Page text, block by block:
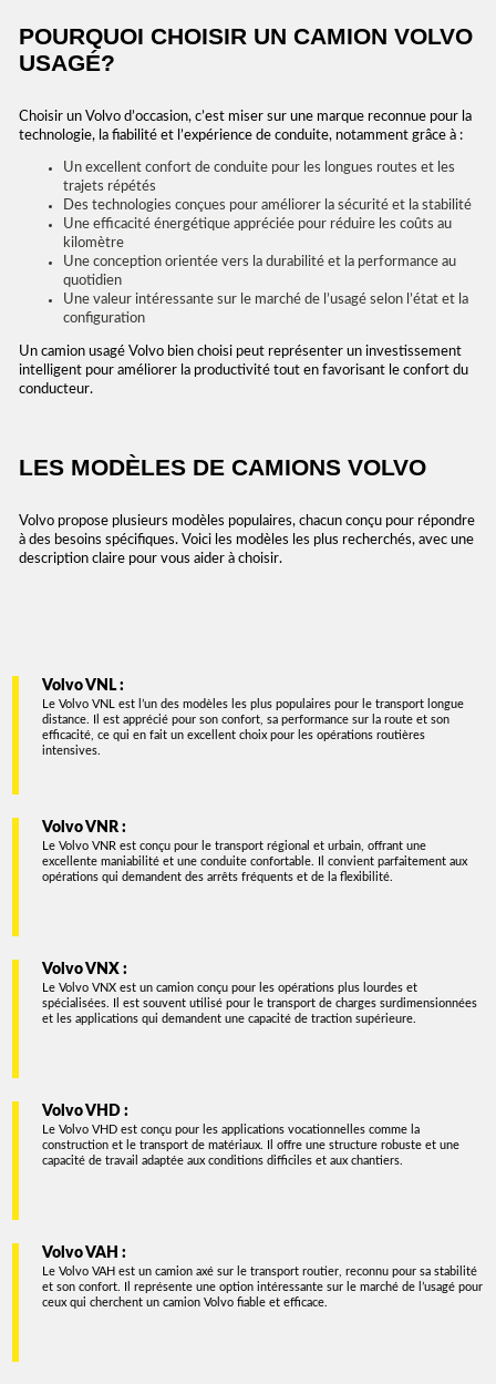
POURQUOI CHOISIR UN CAMION VOLVO
USAGÉ?
Choisir un Volvo d’occasion, c’est miser sur une marque reconnue pour la
technologie, la fiabilité et l’expérience de conduite, notamment grâce à :
Un excellent confort de conduite pour les longues routes et les
trajets répétés
Des technologies conçues pour améliorer la sécurité et la stabilité
Une efficacité énergétique appréciée pour réduire les coûts au
kilomètre
Une conception orientée vers la durabilité et la performance au
quotidien
Une valeur intéressante sur le marché de l’usagé selon l’état et la
configuration
Un camion usagé Volvo bien choisi peut représenter un investissement
intelligent pour améliorer la productivité tout en favorisant le confort du
conducteur.
LES MODÈLES DE CAMIONS VOLVO
Volvo propose plusieurs modèles populaires, chacun conçu pour répondre
à des besoins spécifiques. Voici les modèles les plus recherchés, avec une
description claire pour vous aider à choisir.
Volvo VNL :
Le Volvo VNL est l’un des modèles les plus populaires pour le transport longue
distance. Il est apprécié pour son confort, sa performance sur la route et son
efficacité, ce qui en fait un excellent choix pour les opérations routières
intensives.
Volvo VNR :
Le Volvo VNR est conçu pour le transport régional et urbain, offrant une
excellente maniabilité et une conduite confortable. Il convient parfaitement aux
opérations qui demandent des arrêts fréquents et de la flexibilité.
Volvo VNX :
Le Volvo VNX est un camion conçu pour les opérations plus lourdes et
spécialisées. Il est souvent utilisé pour le transport de charges surdimensionnées
et les applications qui demandent une capacité de traction supérieure.
Volvo VHD :
Le Volvo VHD est conçu pour les applications vocationnelles comme la
construction et le transport de matériaux. Il offre une structure robuste et une
capacité de travail adaptée aux conditions difficiles et aux chantiers.
Volvo VAH :
Le Volvo VAH est un camion axé sur le transport routier, reconnu pour sa stabilité
et son confort. Il représente une option intéressante sur le marché de l’usagé pour
ceux qui cherchent un camion Volvo fiable et efficace.